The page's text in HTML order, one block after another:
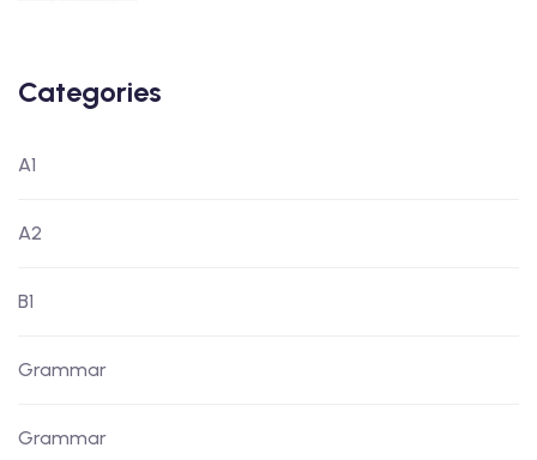
Categories
A1
A2
B1
Grammar
Grammar